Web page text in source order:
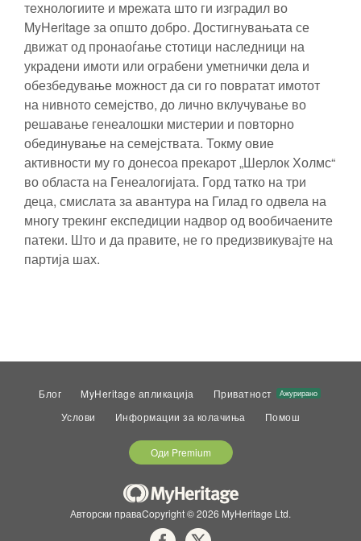
технологиите и мрежата што ги изградил во
MyHeritage за општо добро. Достигнувањата се
движат од пронаоѓање стотици наследници на
украдени имоти или ограбени уметнички дела и
обезбедување можност да си го повратат имотот
на нивното семејство, до лично вклучување во
решавање генеалошки мистерии и повторно
обединување на семејствата. Токму овие
активности му го донесоа прекарот „Шерлок Холмс“
во областа на Генеалогијата. Горд татко на три
деца, смислата за авантура на Гилад го одвела на
многу трекинг експедиции надвор од вообичаените
патеки. Што и да правите, не го предизвикувајте на
партија шах.
Блог MyHeritage апликација Приватност Ажурирано
Услови Информации за колачиња Помош
Оди Premium
Авторски праваCopyright © 2026 MyHeritage Ltd.